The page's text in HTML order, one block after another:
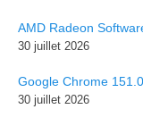
AMD Radeon
30 juillet 2026
Google Chrome
30 juillet 2026